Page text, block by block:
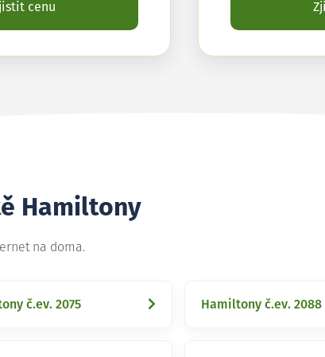
cenu
Hamiltony
na doma.
č.ev. 2075 Hamiltony č.ev. 2088